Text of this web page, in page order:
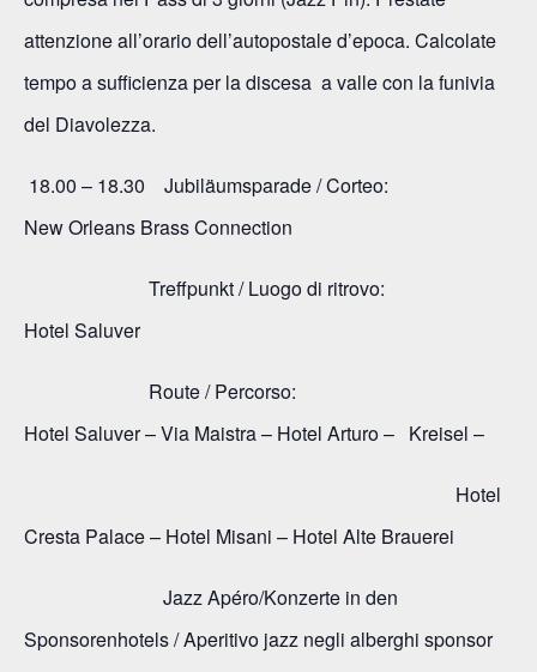
attenzione all’orario dell’autopostale d’epoca. Calcolate
tempo a sufficienza per la discesa a valle con la funivia
del Diavolezza.
18.00 – 18.30 Jubiläumsparade / Corteo:
New Orleans Brass Connection
Treffpunkt / Luogo di ritrovo:
Hotel Saluver
Route / Percorso:
Hotel Saluver – Via Maistra – Hotel Arturo – Kreisel –
Hotel
Cresta Palace – Hotel Misani – Hotel Alte Brauerei
Jazz Apéro/Konzerte in den
Sponsorenhotels / Aperitivo jazz negli alberghi sponsor